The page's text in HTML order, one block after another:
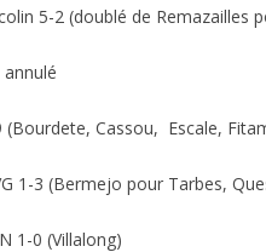
5-2 (doublé de Remazailles
annulé
(Bourdete, Cassou, Escale,
1-3 (Bermejo pour Tarbes,
1-0 (Villalong)